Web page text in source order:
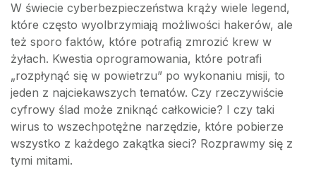
W świecie cyberbezpieczeństwa krąży wiele legend,
które często wyolbrzymiają możliwości hakerów, ale
też sporo faktów, które potrafią zmrozić krew w
żyłach. Kwestia oprogramowania, które potrafi
„rozpłynąć się w powietrzu” po wykonaniu misji, to
jeden z najciekawszych tematów. Czy rzeczywiście
cyfrowy ślad może zniknąć całkowicie? I czy taki
wirus to wszechpotężne narzędzie, które pobierze
wszystko z każdego zakątka sieci? Rozprawmy się z
tymi mitami.